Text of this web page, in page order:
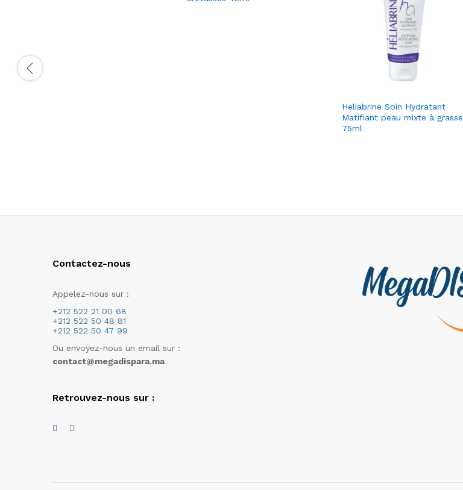
Heliabrine Soin Hydratant
Matifiant peau mixte à grasse
75ml
Contactez-nous
Appelez-nous sur :
+212 522 21 00 68
+212 522 50 48 81
+212 522 50 47 99
Ou envoyez-nous un email sur :
contact@megadispara.ma
Retrouvez-nous sur :